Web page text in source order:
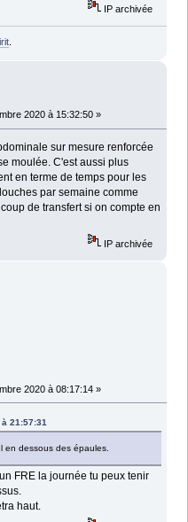
IP archivée
.
2020 à 15:32:50 »
sur mesure renforcée
moulée. C'est aussi plus
en terme de temps pour les
par semaine comme
de transfert si on compte en
IP archivée
2020 à 08:17:14 »
21:57:31
en dessous des épaules.
FRE la journée tu peux tenir
haut.